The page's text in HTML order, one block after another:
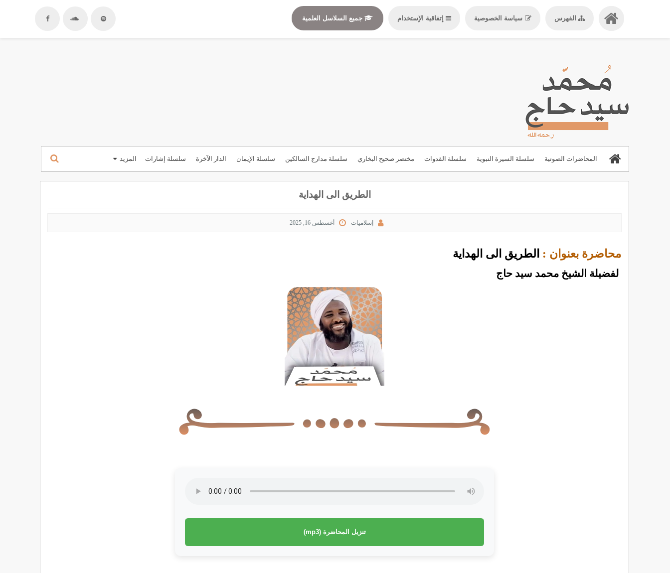
الفهرس سياسة الخصوصية إتفاقية الإستخدام جميع السلاسل العلمية
المحاضرات الصوتية سلسلة السيرة النبوية سلسلة القدوات مختصر صحيح البخاري سلسلة مدارج السالكين سلسلة الإيمان الدار الآخرة سلسلة إشارات المزيد
المحاضرات والدروس
الطريق الى الهداية
إسلاميات أغسطس 16, 2025
محاضرة بعنوان : الطريق الى الهداية
لفضيلة الشيخ محمد سيد حاج
تنزيل المحاضرة (mp3)